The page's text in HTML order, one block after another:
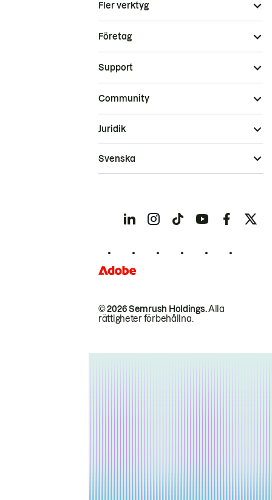
Fler verktyg
Företag
Support
Community
© 2026 Semrush Holdings.Alla
rättigheter förbehållna.
Juridik
Svenska